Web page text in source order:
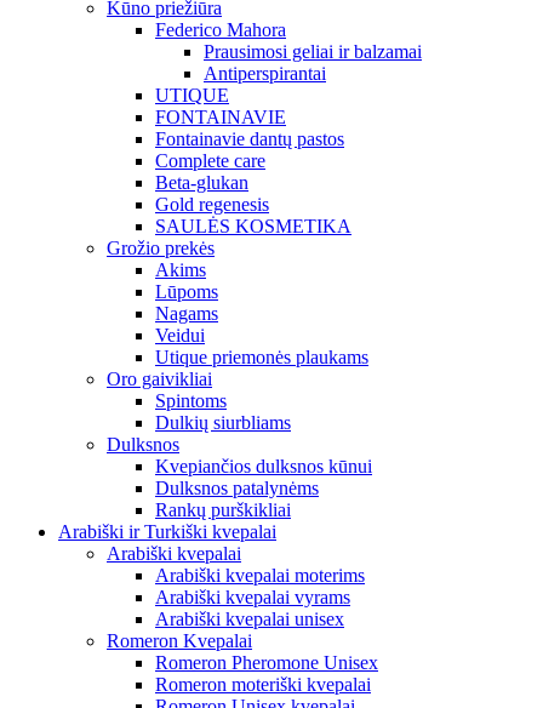
Kūno priežiūra
Federico Mahora
Prausimosi geliai ir balzamai
Antiperspirantai
UTIQUE
FONTAINAVIE
Fontainavie dantų pastos
Complete care
Beta-glukan
Gold regenesis
SAULĖS KOSMETIKA
Grožio prekės
Akims
Lūpoms
Nagams
Veidui
Utique priemonės plaukams
Oro gaivikliai
Spintoms
Dulkių siurbliams
Dulksnos
Kvepiančios dulksnos kūnui
Dulksnos patalynėms
Rankų purškikliai
Arabiški ir Turkiški kvepalai
Arabiški kvepalai
Arabiški kvepalai moterims
Arabiški kvepalai vyrams
Arabiški kvepalai unisex
Romeron Kvepalai
Romeron Pheromone Unisex
Romeron moteriški kvepalai